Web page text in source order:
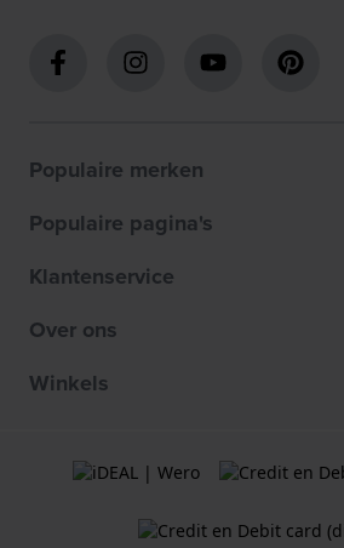
Populaire merken
Populaire pagina's
Klantenservice
Over ons
Winkels